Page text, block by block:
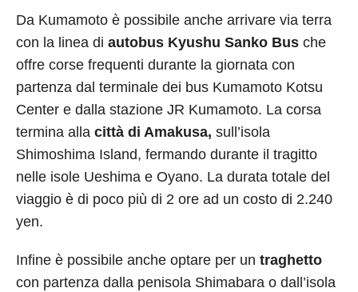
Da Kumamoto è possibile anche arrivare via terra
con la linea di autobus Kyushu Sanko Bus che
offre corse frequenti durante la giornata con
partenza dal terminale dei bus Kumamoto Kotsu
Center e dalla stazione JR Kumamoto. La corsa
termina alla città di Amakusa, sull’isola
Shimoshima Island, fermando durante il tragitto
nelle isole Ueshima e Oyano. La durata totale del
viaggio è di poco più di 2 ore ad un costo di 2.240
yen.
Infine è possibile anche optare per un traghetto
con partenza dalla penisola Shimabara o dall’isola